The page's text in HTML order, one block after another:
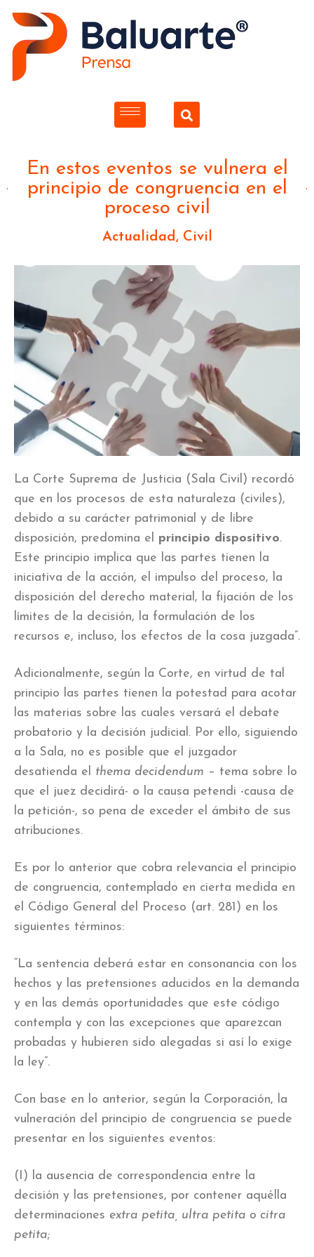
En estos eventos se vulnera el
principio de congruencia en el
proceso civil
Actualidad, Civil
La Corte Suprema de Justicia (Sala Civil) recordó
que en los procesos de esta naturaleza (civiles),
debido a su carácter patrimonial y de libre
disposición, predomina el principio dispositivo.
Este principio implica que las partes tienen la
iniciativa de la acción, el impulso del proceso, la
disposición del derecho material, la fijación de los
límites de la decisión, la formulación de los
recursos e, incluso, los efectos de la cosa juzgada”.
Adicionalmente, según la Corte, en virtud de tal
principio las partes tienen la potestad para acotar
las materias sobre las cuales versará el debate
probatorio y la decisión judicial. Por ello, siguiendo
a la Sala, no es posible que el juzgador
desatienda el thema decidendum – tema sobre lo
que el juez decidirá- o la causa petendi -causa de
la petición-, so pena de exceder el ámbito de sus
atribuciones.
Es por lo anterior que cobra relevancia el principio
de congruencia, contemplado en cierta medida en
el Código General del Proceso (art. 281) en los
siguientes términos:
“La sentencia deberá estar en consonancia con los
hechos y las pretensiones aducidos en la demanda
y en las demás oportunidades que este código
contempla y con las excepciones que aparezcan
probadas y hubieren sido alegadas si así lo exige
la ley”.
Con base en lo anterior, según la Corporación, la
vulneración del principio de congruencia se puede
presentar en los siguientes eventos:
(I) la ausencia de correspondencia entre la
decisión y las pretensiones, por contener aquélla
determinaciones extra petita, ultra petita o citra
petita;